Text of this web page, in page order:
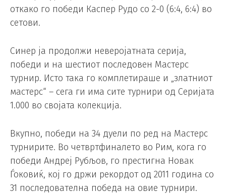
откако го победи Каспер Рудо со 2-0 (6:4, 6:4) во
сетови.
Синер ја продолжи неверојатната серија,
победи и на шестиот последовен Мастерс
турнир. Исто така го комплетираше и „златниот
мастерс“ – сега ги има сите турнири од Серијата
1.000 во својата колекција.
Вкупно, победи на 34 дуели по ред на Мастерс
турнирите. Во четвртфиналето во Рим, кога го
победи Андреј Рубљов, го престигна Новак
Ѓоковиќ, кој го држи рекордот од 2011 година со
31 последователна победа на овие турнири.